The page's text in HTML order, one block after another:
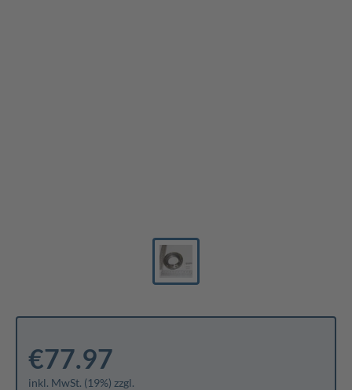
€77.97
inkl. MwSt. (19%) zzgl.